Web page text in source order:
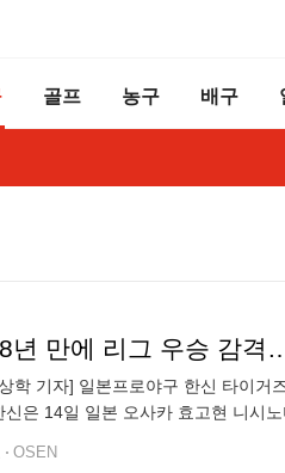
골프 농구 배구
년 만에 리그 우승 감격
학 기자] 일본프로야구 한신 타이거
은 14일 일본 오사카 효고현 니시
OSEN